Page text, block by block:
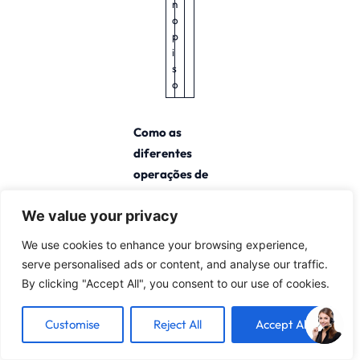
We value your privacy
We use cookies to enhance your browsing experience,
serve personalised ads or content, and analyse our traffic.
By clicking "Accept All", you consent to our use of cookies.
Customise Reject All Accept All
n
o
p
i
s
o
Como as
diferentes
operações de
atendem às
necessidades de
fabricação?
A fabricação
emprega várias
técnicas de